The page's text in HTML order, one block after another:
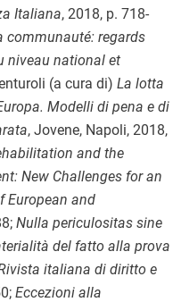
Italiana, 2018, p. 718-
communauté: regards
niveau national et
(a cura di) La lotta
Modelli di pena e di
, Jovene, Napoli, 2018,
and the
New Challenges for an
European and
Nulla periculositas sine
del fatto alla prova
italiana di diritto e
Eccezioni alla